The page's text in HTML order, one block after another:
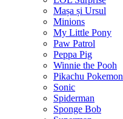
Mașa și Ursul
Minions
My Little Pony
Paw Patrol
Peppa Pig
Winnie the Pooh
Pikachu Pokemon
Sonic
Spiderman
Sponge Bob